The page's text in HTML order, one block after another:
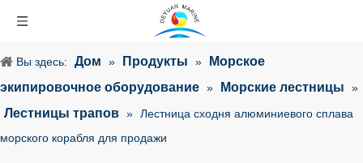
Вы здесь: Дом » Продукты »
Морское
экипировочное оборудование » Морские лестницы »
Лестницы трапов » Лестница сходня алюминиевого сплава
морского корабля для продажи